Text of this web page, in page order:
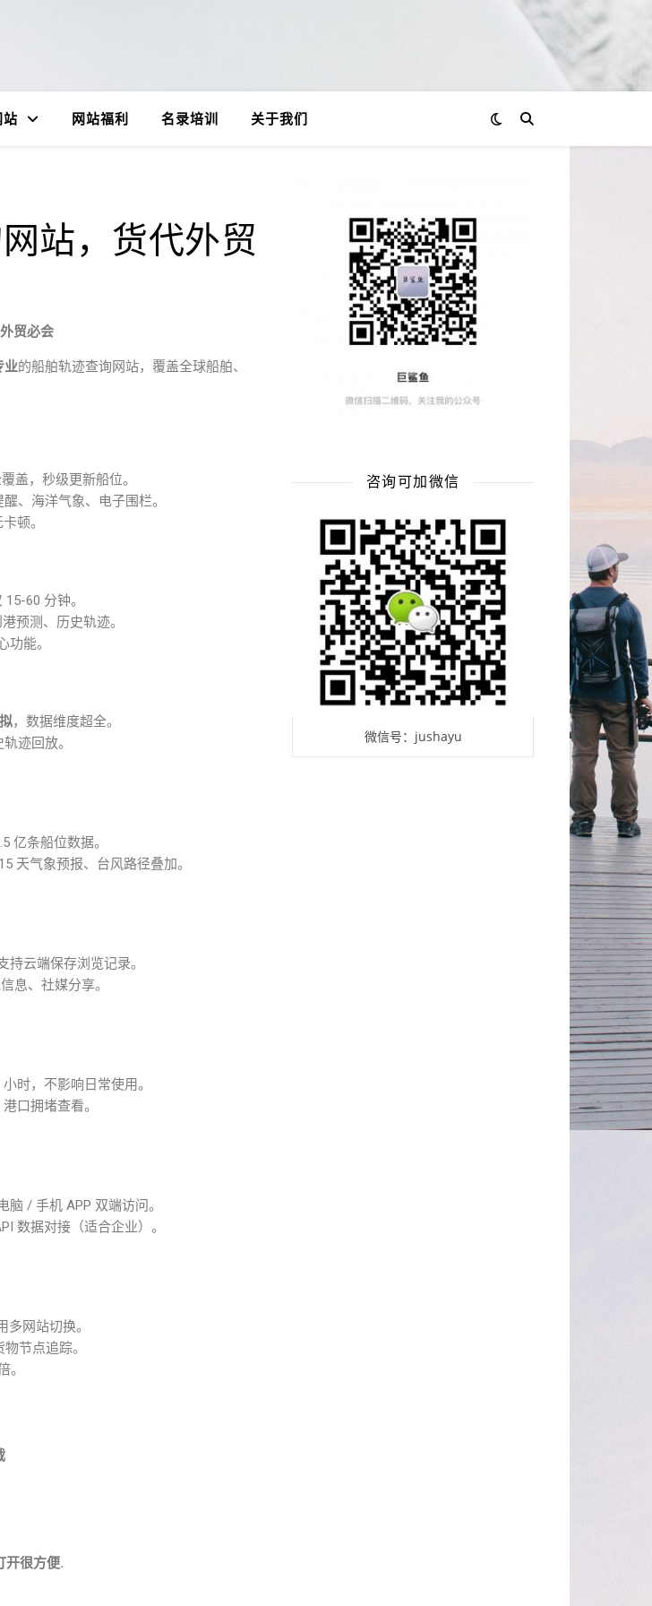
网站福利 名录培训 关于我们
站，货代外贸
贸必会
业的船舶轨迹查询网站，覆盖全球船舶、
盖，秒级更新船位。
、海洋气象、电子围栏。
顿。
60 分钟。
预测、历史轨迹。
功能。
，数据维度超全。
迹回放。
亿条船位数据。
天气象预报、台风路径叠加。
持云端保存浏览记录。
息、社媒分享。
时，不影响日常使用。
口拥堵查看。
脑 / 手机 APP 双端访问。
数据对接（适合企业）。
网站切换。
节点追踪。
。
开很方便.
咨询可加微信
微信号：jushayu